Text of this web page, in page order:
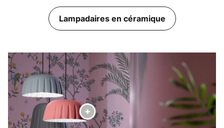
Lampadaires en céramique